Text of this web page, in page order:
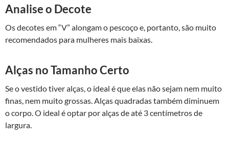
Analise o Decote
Os decotes em “V” alongam o pescoço e, portanto, são muito
recomendados para mulheres mais baixas.
Alças no Tamanho Certo
Se o vestido tiver alças, o ideal é que elas não sejam nem muito
finas, nem muito grossas. Alças quadradas também diminuem
o corpo. O ideal é optar por alças de até 3 centímetros de
largura.